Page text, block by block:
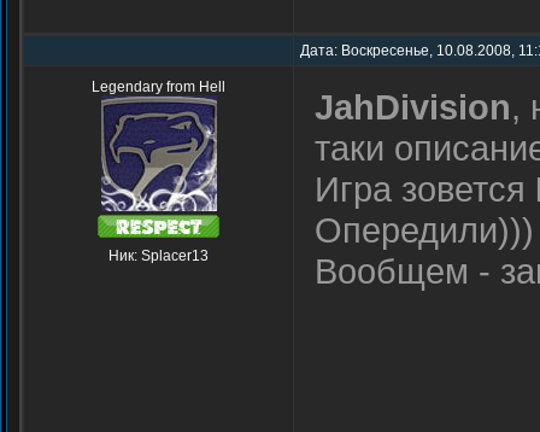
Дата: Воскресенье, 10.08.2008,
Legendary from Hell
Ник: Splacer13
JahDivision,
таки
Игра зовется
Опередили)))
Вообщем -